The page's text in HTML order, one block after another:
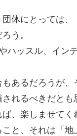
体にとっては
う。
ハッスル、イ
あるだろうが
れるべきだとも
、楽しませて
と、それは「地